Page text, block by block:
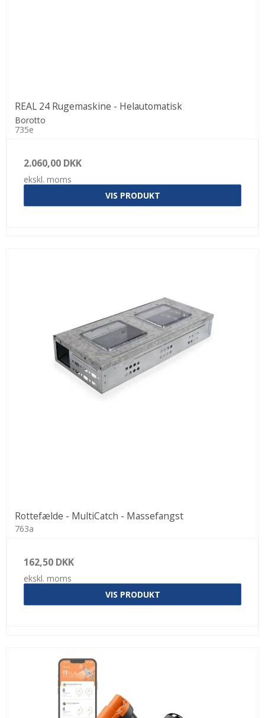
REAL 24 Rugemaskine - Helautomatisk
Borotto
735e
2.060,00 DKK
ekskl. moms
VIS PRODUKT
Rottefælde - MultiCatch - Massefangst
763a
162,50 DKK
ekskl. moms
VIS PRODUKT